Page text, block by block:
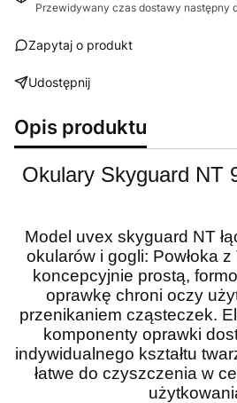
Przewidywany czas dostawy następny
Zapytaj o produkt
Udostępnij
Opis produktu
Okulary Skyguard NT
Model uvex skyguard NT
okularów i gogli: Powłoka
koncepcyjnie prostą,
oprawkę chroni oczy
przenikaniem cząsteczek.
komponenty oprawki
indywidualnego kształtu
łatwe do czyszczenia w